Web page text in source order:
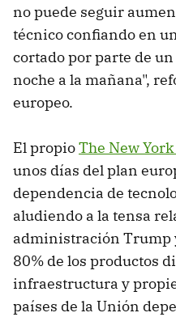
no puede seguir
técnico confiando en
cortado por parte de
noche a la mañana",
europeo.
El propioThe New
unos días del plan
dependencia de
aludiendo a la tensa
administración Trump
80% de los productos
infraestructura y
países de la Unión